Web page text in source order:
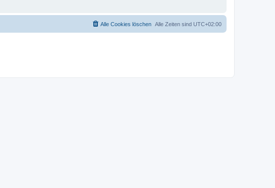
Alle Zeiten sind UTC+02:00
Alle Cookies löschen